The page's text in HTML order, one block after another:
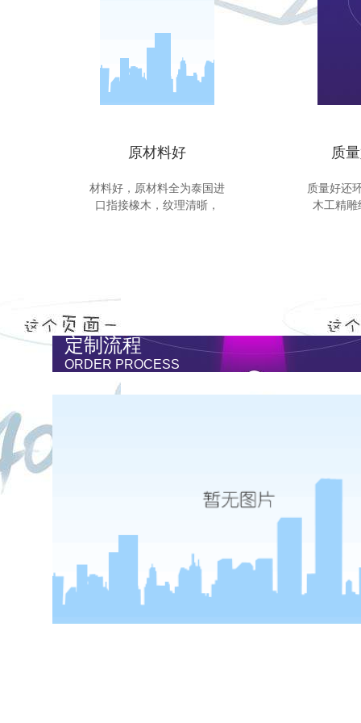
原材料好
材料好，原材料全为泰国进
口指接橡木，纹理清晣，
质
质量好还
木工精
定制流程
ORDER PROCESS